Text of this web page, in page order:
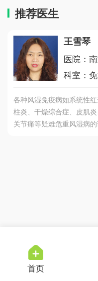
腰椎间盘突出
推荐医生
王雪琴
医院：
科室：
各种风湿免疫病如系统性
柱炎、干燥综合症、皮肌
关节痛等疑难危重风湿病的
首页